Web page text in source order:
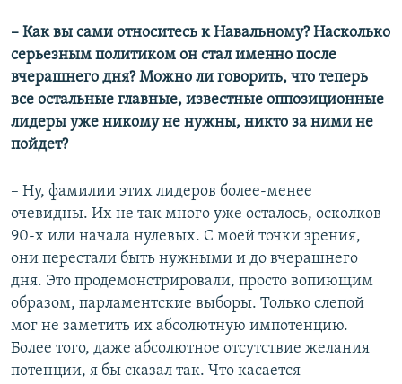
– Как вы сами относитесь к Навальному? Насколько
серьезным политиком он стал именно после
вчерашнего дня? Можно ли говорить, что теперь
все остальные главные, известные оппозиционные
лидеры уже никому не нужны, никто за ними не
пойдет?
– Ну, фамилии этих лидеров более-менее
очевидны. Их не так много уже осталось, осколков
90-х или начала нулевых. С моей точки зрения,
они перестали быть нужными и до вчерашнего
дня. Это продемонстрировали, просто вопиющим
образом, парламентские выборы. Только слепой
мог не заметить их абсолютную импотенцию.
Более того, даже абсолютное отсутствие желания
потенции, я бы сказал так. Что касается